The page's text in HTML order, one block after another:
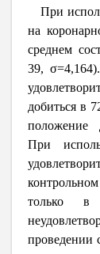
При
на
среднем
39,
добиться в
положение
При
только в
проведении